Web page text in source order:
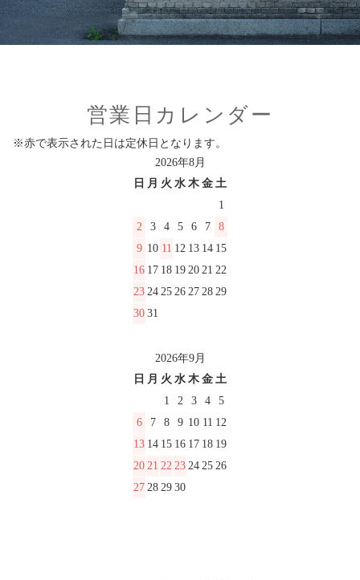
営業日カレンダー
※赤で表示された日は定休日となります。
2026年8月
日 月 火 水 木 金 土
1
2
3 4 5 6 7
8
9 10 11 12 13 14 15
16 17 18 19 20 21 22
23 24 25 26 27 28 29
30 31
2026年9月
日 月 火 水 木 金 土
1
2 3 4
5
6
7 8 9 10 11 12
13 14 15 16 17 18 19
20 21 22 23 24 25 26
27 28 29 30